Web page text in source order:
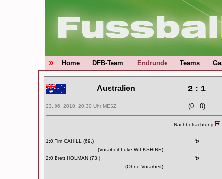
» Home DFB-Team Endrunde Teams
Australien 2 : 1
23. 06. 2010, 20:30 Uhr MESZ (0 : 0)
Nachbetrachtung
1:0 Tim CAHILL (69.)
(Vorarbeit Luke WILKSHIRE)
2:0 Brett HOLMAN (73.)
(Ohne Vorarbeit)